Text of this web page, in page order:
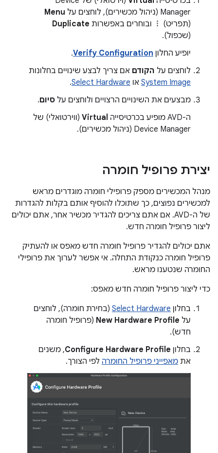
Manager (ניהול מכשירים), לוחצים על
Menu
(תפריט)
ובוחרים באפשרות Duplicate
(שכפול).
יופיע החלון Verify Configuration
.
לוחצים על הקודם אם צריך לבצע שינויים בחלונות
System Image או Select Hardware
.
מבצעים את השינויים הרצויים ולוחצים על סיום.
ה-AVD מופיע בכרטיסייה
Virtual (ווירטואלי) של
Device Manager (ניהול מכשירים).
יצירת פרופיל חומרה
מנהל המכשירים מספק פרופילי חומרה מוגדרים מראש
למכשירים נפוצים, כך שתוכלו להוסיף אותם בקלות להגדרות
של ה-AVD. אם אתם צריכים להגדיר מכשיר אחר, אתם יכולים
ליצור פרופיל חומרה חדש.
אתם יכולים להגדיר פרופיל חומרה חדש מאפס או להעתיק
פרופיל חומרה כנקודת התחלה. אי אפשר לערוך את פרופילי
החומרה שנטענו מראש.
כדי ליצור פרופיל חומרה חדש מאפס:
בחלון Select Hardware (בחירת חומרה), לוחצים
על New Hardware Profile (פרופיל חומרה
חדש).
בחלון Configure Hardware Profile, משנים
את מאפייני פרופיל החומרה לפי הצורך.